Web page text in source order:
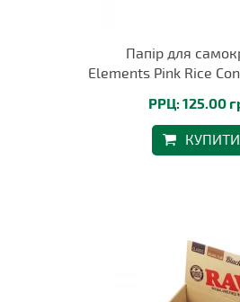
Папір для
Elements Pink Rice
РРЦ: 125.00
КУПИТИ